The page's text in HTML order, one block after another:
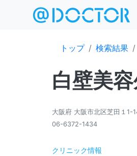
トップ 検索結果
白壁美
大阪府 大阪市北区芝田１1-
06-6372-1434
クリニック情報